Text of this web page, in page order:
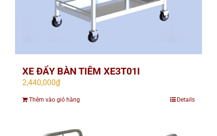
XE ĐẨY BÀN TIÊM XE3T01I
2,440,000₫
Thêm vào giỏ hàng Details